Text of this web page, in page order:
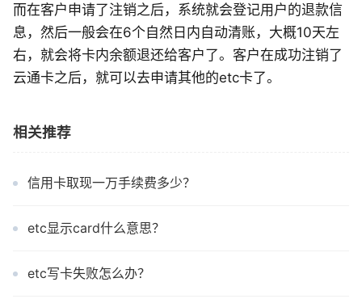
而在客户申请了注销之后，系统就会登记用户的退款信
息，然后一般会在6个自然日内自动清账，大概10天左
右，就会将卡内余额退还给客户了。客户在成功注销了
云通卡之后，就可以去申请其他的etc卡了。
相关推荐
信用卡取现一万手续费多少？
etc显示card什么意思？
etc写卡失败怎么办？